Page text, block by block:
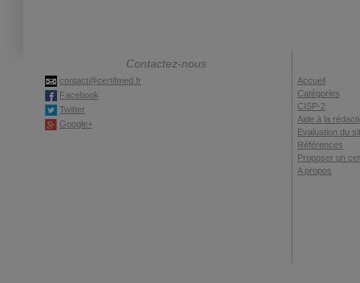
Contactez-nous
contact@certifmed.fr
Facebook
Twitter
Google+
Accueil
Catégories
CISP-2
Aide à la
Evaluation du
Références
Proposer un
A propos